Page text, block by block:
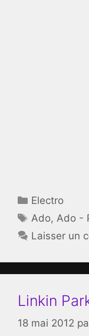
Catégories
Electro
Étiquettes
Ado, Ado -
Laisser un
Linkin
18 mai 2012